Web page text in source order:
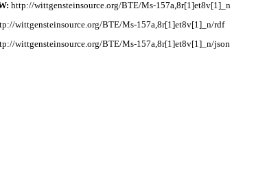
http://wittgensteinsource.org/BTE/Ms-157a,8r[1]et8v[1]_n
wittgensteinsource.org/BTE/Ms-157a,8r[1]et8v[1]_n/rdf
wittgensteinsource.org/BTE/Ms-157a,8r[1]et8v[1]_n/json